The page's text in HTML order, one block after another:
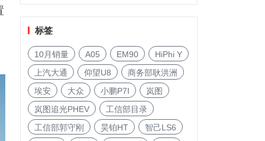
标签
10月销量 A05 EM90
HiPhi Y
上汽大通
仰望U8
商务部耿洪洲
埃安
大众 小鹏P7I
岚图
岚图追光PHEV
工信部目录
工信部郭守刚
昊铂HT
智己LS6